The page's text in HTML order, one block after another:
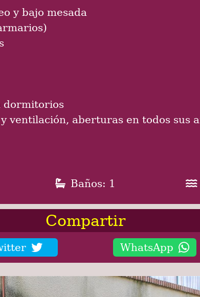
y bajo mesada
dormitorios
ventilación, aberturas en todos sus
Baños: 1
Compartir
WhatsApp